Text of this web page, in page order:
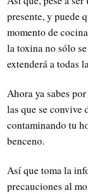
presente, y puede
momento de
la toxina no sólo
extenderá a todas
Ahora ya sabes
las que se convive
contaminando tu
benceno.
Así que toma la
precauciones al